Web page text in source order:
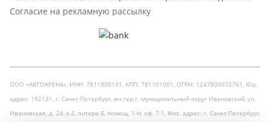
Согласие на рекламную рассылку
ООО «АВТОАРЕНА», ИНН: 7811800191, КПП: 781101001, ОГРН: 1247800072761, Юр.
адрес: 192131, г. Санкт-Петербург, вн.тер.г. муниципальный округ Ивановский, ул.
Ивановская, д. 24, к.2, литера Б, помещ. 1-Н, оф. 7-1, Физ. адрес: г. Санкт-Петербург,